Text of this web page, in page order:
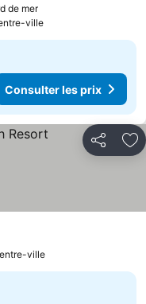
de mer
ville
Consulter les prix
Partager
ville